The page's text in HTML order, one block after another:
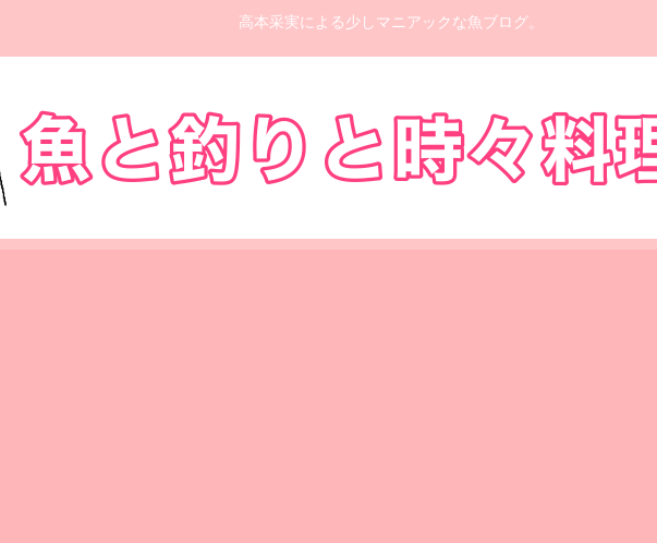
高本采実による少しマニアックな魚ブログ。